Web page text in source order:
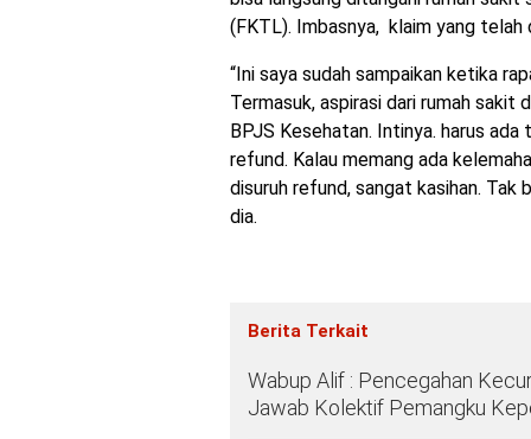
(FKTL). Imbasnya, klaim yang telah
“Ini saya sudah sampaikan ketika
Termasuk, aspirasi dari rumah sakit
BPJS Kesehatan. Intinya. harus ada
refund. Kalau memang ada
disuruh refund, sangat kasihan. Tak
dia.
Berita Terkait
Wabup Alif : Pencegahan
Jawab Kolektif Pemangku